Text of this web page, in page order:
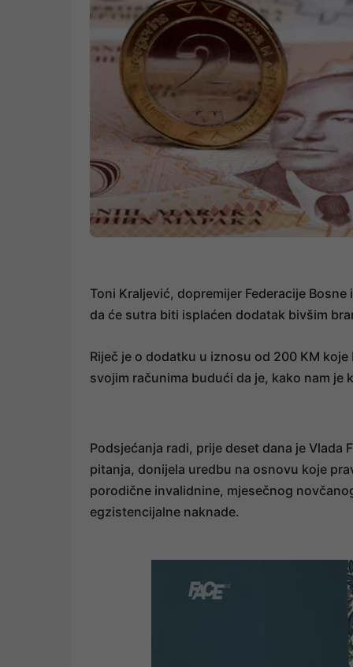
Toni Kraljević, dopremijer Federacije
da će sutra biti isplaćen dodatak bivšim
Riječ je o dodatku u iznosu od 200 KM
svojim računima budući da je, kako nam
Podsjećanja radi, prije deset dana je Vlada
pitanja, donijela uredbu na osnovu koje
porodične invalidnine, mjesečnog
egzistencijalne naknade.